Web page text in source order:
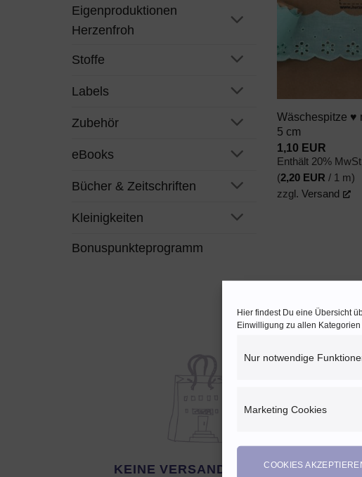
Hier findest Du eine Übersicht
Einwilligung zu allen
Nur notwendige
Marketing Cookies
COOKIES
Eigenproduktionen
Herzenfroh
Stoffe
Labels
Zubehör
eBooks
Bücher & Zeitschriften
Kleinigkeiten
Bonuspunkteprogramm
AUF
Wäschespitze ♥
5 cm
1,10 EUR
Enthält 20%
(2,20 EUR / 1 m)
zzgl.Versand
KEINE VERSANDKOSTEN